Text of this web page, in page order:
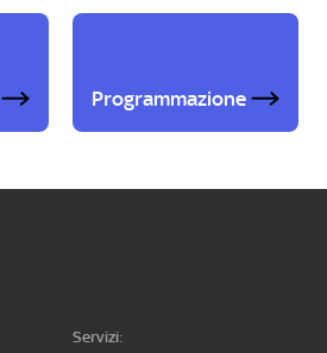
Programmazione
Servizi: